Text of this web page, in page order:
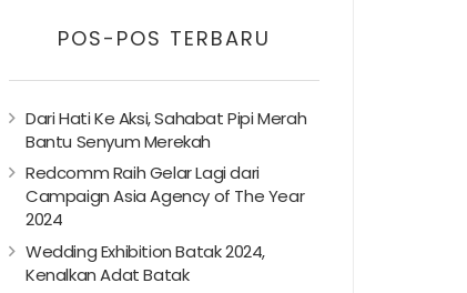
POS-POS TERBARU
Dari Hati Ke Aksi, Sahabat Pipi Merah
Bantu Senyum Merekah
Redcomm Raih Gelar Lagi dari
Campaign Asia Agency of The Year
2024
Wedding Exhibition Batak 2024,
Kenalkan Adat Batak